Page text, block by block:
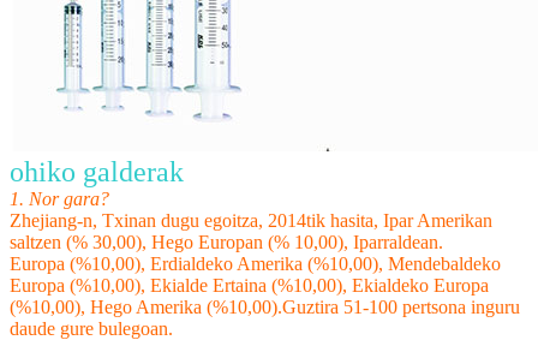
ohiko galderak
1. Nor gara?
Zhejiang-n, Txinan dugu egoitza, 2014tik hasita, Ipar Amerikan
saltzen (% 30,00), Hego Europan (% 10,00), Iparraldean.
Europa (%10,00), Erdialdeko Amerika (%10,00), Mendebaldeko
Europa (%10,00), Ekialde Ertaina (%10,00), Ekialdeko Europa
(%10,00), Hego Amerika (%10,00).Guztira 51-100 pertsona inguru
daude gure bulegoan.